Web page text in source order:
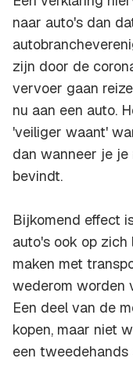
naar auto's dan
zijn door de
vervoer gaan
nu aan een auto.
'veiliger waant'
dan wanneer je je
bevindt.
Bijkomend effect
auto's ook op
maken met
wederom worden
Een deel van de
kopen, maar niet
een tweedehands